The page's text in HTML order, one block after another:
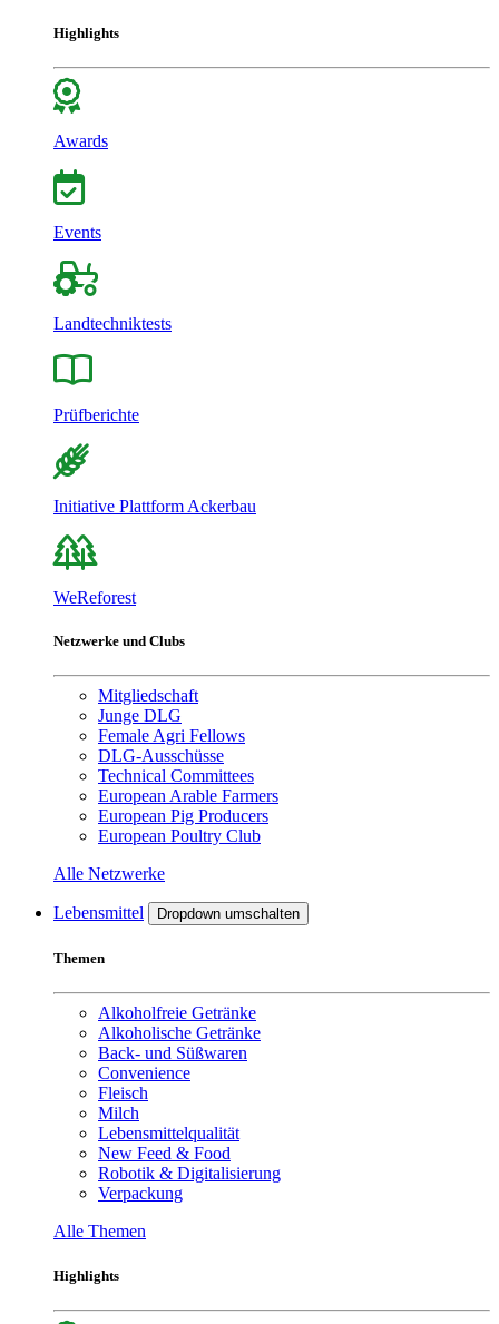
Highlights
Awards
Events
Landtechniktests
Prüfberichte
Initiative Plattform Ackerbau
WeReforest
Netzwerke und Clubs
Mitgliedschaft
Junge DLG
Female Agri Fellows
DLG-Ausschüsse
Technical Committees
European Arable Farmers
European Pig Producers
European Poultry Club
Alle Netzwerke
Lebensmittel Dropdown umschalten
Themen
Alkoholfreie Getränke
Alkoholische Getränke
Back- und Süßwaren
Convenience
Fleisch
Milch
Lebensmittelqualität
New Feed & Food
Robotik & Digitalisierung
Verpackung
Alle Themen
Highlights